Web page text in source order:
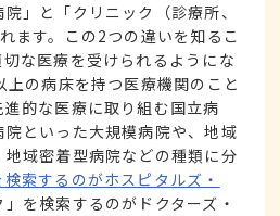
」と「クリニック（診療所、
ます。この2つの違いを知るこ
な医療を受けられるようにな
上の病床を持つ医療機関のこと
的な医療に取り組む国立病
といった大規模病院や、地域
域密着型病院などの種類に分
検索するのがホスピタルズ・
を検索するのがドクターズ・